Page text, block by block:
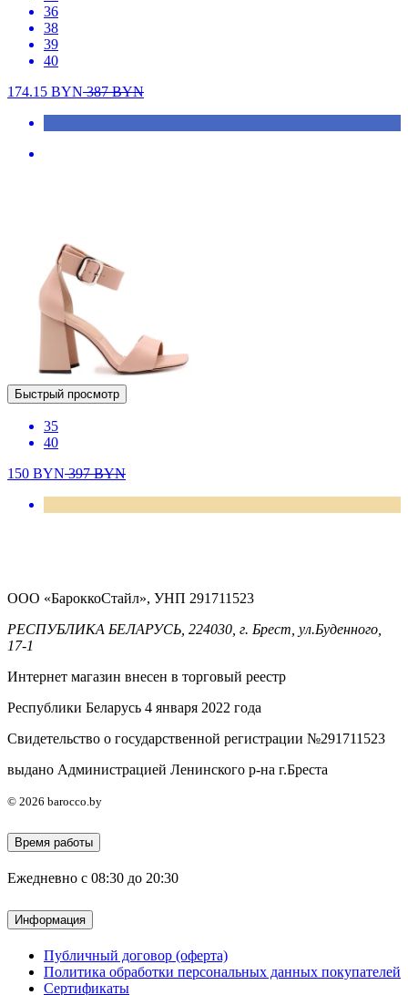
36
38
39
40
174.15 BYN387BYN
Быстрый просмотр
35
40
150 BYN397BYN
ООО «БароккоСтайл», УНП 291711523
РЕСПУБЛИКА БЕЛАРУСЬ, 224030, г. Брест, ул.Буденного,
17-1
Интернет магазин внесен в торговый реестр
Республики Беларусь 4 января 2022 года
Свидетельство о государственной регистрации №291711523
выдано Администрацией Ленинского р-на г.Бреста
© 2026 barocco.by
Время работы
Ежедневно с 08:30 до 20:30
Информация
Публичный договор (оферта)
Политика обработки персональных данных покупателей
Сертификаты